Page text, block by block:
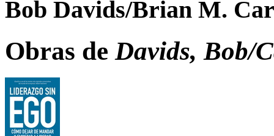
Bob Davids/Brian M.
Obras de Davids, Bob/